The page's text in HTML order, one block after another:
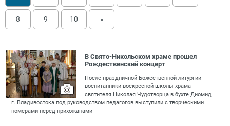
8 9 10 »
В Свято-Никольском храме прошел
Рождественский концерт
После праздничной Божественной литургии
воспитанники воскресной школы храма
святителя Николая Чудотворца в бухте Диомид
г. Владивостока под руководством педагогов выступили с творческими
номерами перед прихожанами